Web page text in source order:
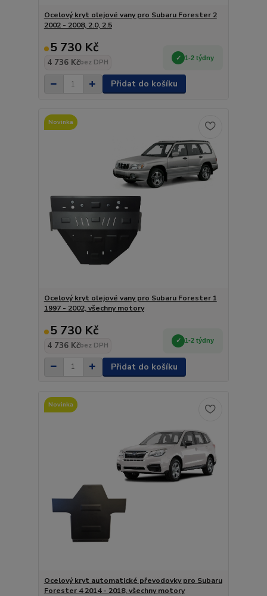
Ocelový kryt olejové vany pro Subaru Forester 2
2002 - 2008, 2.0, 2.5
5 730 Kč
4 736 Kčbez DPH
1-2 týdny
Přidat do košíku
Novinka
Ocelový kryt olejové vany pro Subaru Forester 1
1997 - 2002, všechny motory
5 730 Kč
4 736 Kčbez DPH
1-2 týdny
Přidat do košíku
Novinka
Ocelový kryt automatické převodovky pro Subaru
Forester 4 2014 - 2018, všechny motory